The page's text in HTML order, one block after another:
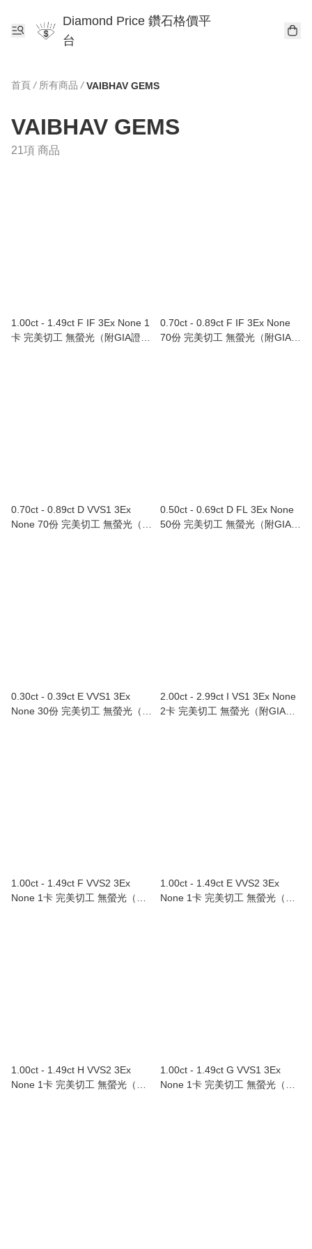
Diamond Price 鑽石格價平
台
首頁 / 所有商品 / VAIBHAV GEMS
VAIBHAV GEMS
21項 商品
1.00ct - 1.49ct F IF 3Ex None 1
卡 完美切工 無螢光（附GIA證
0.70ct - 0.89ct F IF 3Ex None
70份 完美切工 無螢光（附GIA證
0.70ct - 0.89ct D VVS1 3Ex
None 70份 完美切工 無螢光（附
0.50ct - 0.69ct D FL 3Ex None
50份 完美切工 無螢光（附GIA證
0.30ct - 0.39ct E VVS1 3Ex
None 30份 完美切工 無螢光（附
2.00ct - 2.99ct I VS1 3Ex None
2卡 完美切工 無螢光（附GIA證
1.00ct - 1.49ct F VVS2 3Ex
None 1卡 完美切工 無螢光（附
1.00ct - 1.49ct E VVS2 3Ex
None 1卡 完美切工 無螢光（附
1.00ct - 1.49ct H VVS2 3Ex
None 1卡 完美切工 無螢光（附
1.00ct - 1.49ct G VVS1 3Ex
None 1卡 完美切工 無螢光（附